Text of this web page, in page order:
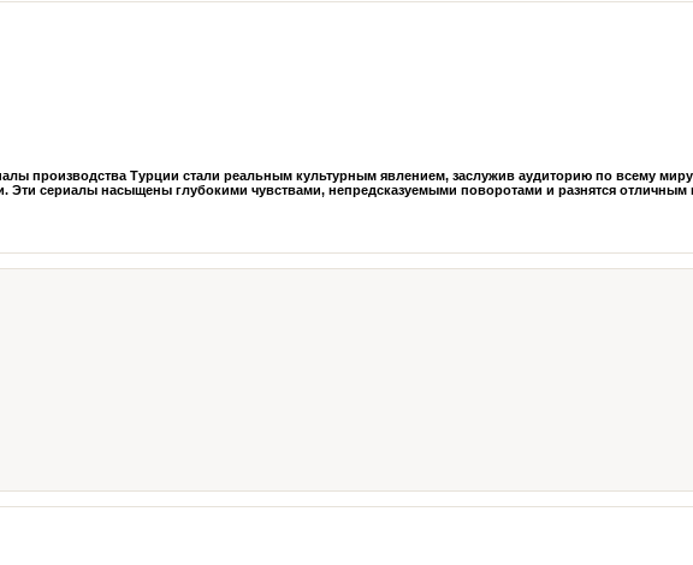
производства Турции стали реальным культурным явлением, заслужив аудиторию по всему
сериалы насыщены глубокими чувствами, непредсказуемыми поворотами и разнятся отличным